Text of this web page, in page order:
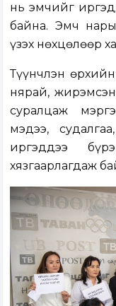
нь эмчийг
байна. Эмч
үзэх нөхцөлөөр
Түүнчлэн
нярай, жирэмсэн
суралцаж
мэдээ,
иргэддээ
хязгаарлагдаж